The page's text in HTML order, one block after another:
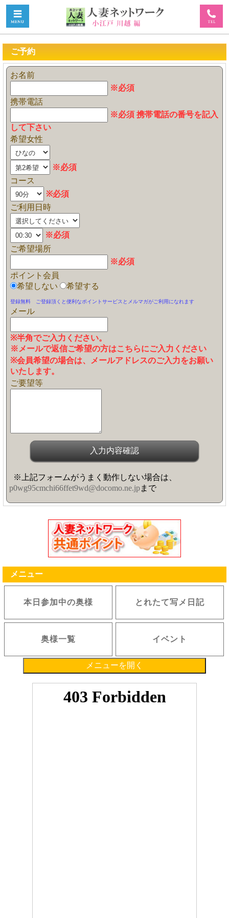
ご予約
お名前
※必須
携帯電話
※必須 携帯電話の番号を記入
して下さい
希望女性
※必須
コース
※必須
ご利用日時
※必須
ご希望場所
※必須
ポイント会員
希望しない
希望する
登録無料 ご登録頂くと便利なポイントサービスとメルマガがご利用になれます
メール
※半角でご入力ください。
※メールで返信ご希望の方はこちらにご入力ください
※会員希望の場合は、メールアドレスのご入力をお願い
いたします。
ご要望等
※上記フォームがうまく動作しない場合は、
p0wg95cmchi66ffet9wd@docomo.ne.jpまで
メニュー
本日参加中の奥様 とれたて写メ日記
奥様一覧 イベント
メニューを開く